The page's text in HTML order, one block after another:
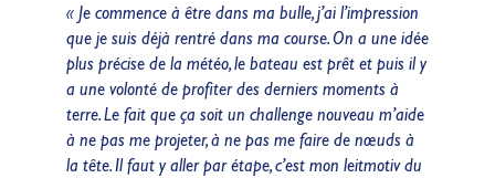
« Je commence à être dans ma bulle, j’ai l’impression
que je suis déjà rentré dans ma course. On a une idée
plus précise de la météo, le bateau est prêt et puis il y
a une volonté de profiter des derniers moments à
terre. Le fait que ça soit un challenge nouveau m’aide
à ne pas me projeter, à ne pas me faire de nœuds à
la tête. Il faut y aller par étape, c’est mon leitmotiv du